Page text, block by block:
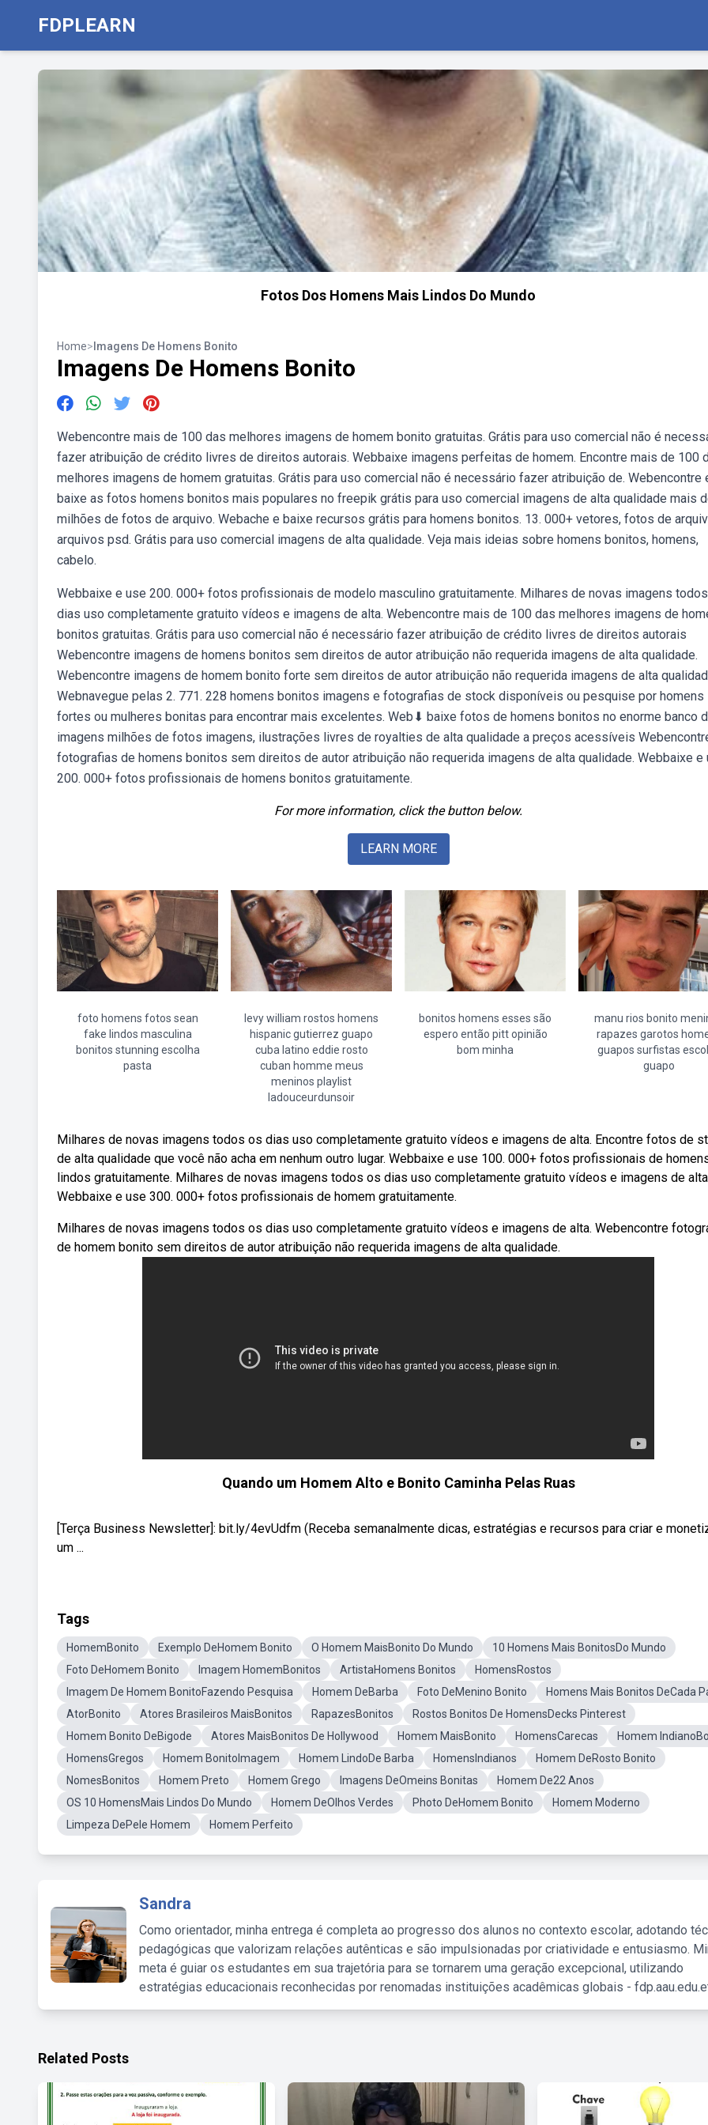
FDPLEARN
Fotos Dos Homens Mais Lindos Do Mundo
Home> Imagens De Homens Bonito
Imagens De Homens Bonito
Webencontre mais de 100 das melhores imagens de homem bonito gratuitas. Grátis para uso comercial não é
fazer atribuição de crédito livres de direitos autorais. Webbaixe imagens perfeitas de homem. Encontre mais de 100
melhores imagens de homem gratuitas. Grátis para uso comercial não é necessário fazer atribuição de. Webencontre
baixe as fotos homens bonitos mais populares no freepik grátis para uso comercial imagens de alta qualidade mais
milhões de fotos de arquivo. Webache e baixe recursos grátis para homens bonitos. 13. 000+ vetores, fotos de
arquivos psd. Grátis para uso comercial imagens de alta qualidade. Veja mais ideias sobre homens bonitos, homens,
cabelo.
Webbaixe e use 200. 000+ fotos profissionais de modelo masculino gratuitamente. Milhares de novas imagens
dias uso completamente gratuito vídeos e imagens de alta. Webencontre mais de 100 das melhores imagens de
bonitos gratuitas. Grátis para uso comercial não é necessário fazer atribuição de crédito livres de direitos autorais
Webencontre imagens de homens bonitos sem direitos de autor atribuição não requerida imagens de alta qualidade.
Webencontre imagens de homem bonito forte sem direitos de autor atribuição não requerida imagens de alta
Webnavegue pelas 2. 771. 228 homens bonitos imagens e fotografias de stock disponíveis ou pesquise por homens
fortes ou mulheres bonitas para encontrar mais excelentes. Web⬇ baixe fotos de homens bonitos no enorme banco
imagens milhões de fotos imagens, ilustrações livres de royalties de alta qualidade a preços acessíveis
fotografias de homens bonitos sem direitos de autor atribuição não requerida imagens de alta qualidade. Webbaixe e
200. 000+ fotos profissionais de homens bonitos gratuitamente.
For more information, click the button below.
LEARN MORE
foto homens fotos sean
fake lindos masculina
bonitos stunning escolha
pasta
levy william rostos homens
hispanic gutierrez guapo
cuba latino eddie rosto
cuban homme meus
meninos playlist
ladouceurdunsoir
bonitos homens esses são
espero então pitt opinião
bom minha
manu rios bonito
rapazes garotos
guapos surfistas
guapo
Milhares de novas imagens todos os dias uso completamente gratuito vídeos e imagens de alta. Encontre fotos de
de alta qualidade que você não acha em nenhum outro lugar. Webbaixe e use 100. 000+ fotos profissionais de
lindos gratuitamente. Milhares de novas imagens todos os dias uso completamente gratuito vídeos e imagens de
Webbaixe e use 300. 000+ fotos profissionais de homem gratuitamente.
Milhares de novas imagens todos os dias uso completamente gratuito vídeos e imagens de alta. Webencontre
de homem bonito sem direitos de autor atribuição não requerida imagens de alta qualidade.
Quando um Homem Alto e Bonito Caminha Pelas Ruas
[Terça Business Newsletter]: bit.ly/4evUdfm (Receba semanalmente dicas, estratégias e recursos para criar e
um ...
Tags
HomemBonito Exemplo DeHomem Bonito O Homem MaisBonito Do Mundo
10 Homens Mais BonitosDo Mundo
Foto DeHomem Bonito
Imagem HomemBonitos ArtistaHomens Bonitos
HomensRostos
Imagem De Homem BonitoFazendo Pesquisa
Homem DeBarba Foto DeMenino Bonito
Homens Mais Bonitos DeCada
AtorBonito
Atores Brasileiros MaisBonitos RapazesBonitos
Rostos Bonitos De HomensDecks Pinterest
Homem Bonito DeBigode
Atores MaisBonitos De Hollywood Homem MaisBonito HomensCarecas
Homem
HomensGregos
Homem BonitoImagem Homem LindoDe Barba HomensIndianos
Homem DeRosto Bonito
NomesBonitos
Homem Preto Homem Grego Imagens DeOmeins Bonitas
Homem De22 Anos
OS 10 HomensMais Lindos Do Mundo
Homem DeOlhos Verdes Photo DeHomem Bonito
Homem Moderno
Limpeza DePele Homem
Homem Perfeito
Sandra
Como orientador, minha entrega é completa ao progresso dos alunos no contexto escolar, adotando
pedagógicas que valorizam relações autênticas e são impulsionadas por criatividade e entusiasmo.
meta é guiar os estudantes em sua trajetória para se tornarem uma geração excepcional, utilizando
estratégias educacionais reconhecidas por renomadas instituições acadêmicas globais -
Related Posts